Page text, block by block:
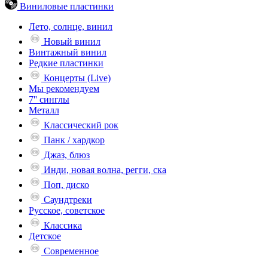
Виниловые пластинки
Лето, солнце, винил
Новый винил
Винтажный винил
Редкие пластинки
Концерты (Live)
Мы рекомендуем
7'' синглы
Металл
Классический рок
Панк / хардкор
Джаз, блюз
Инди, новая волна, регги, ска
Поп, диско
Саундтреки
Русское, советское
Классика
Детское
Современное